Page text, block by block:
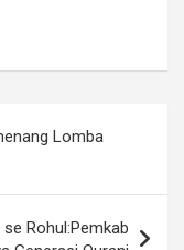
Lomba
Rohul:Pemkab